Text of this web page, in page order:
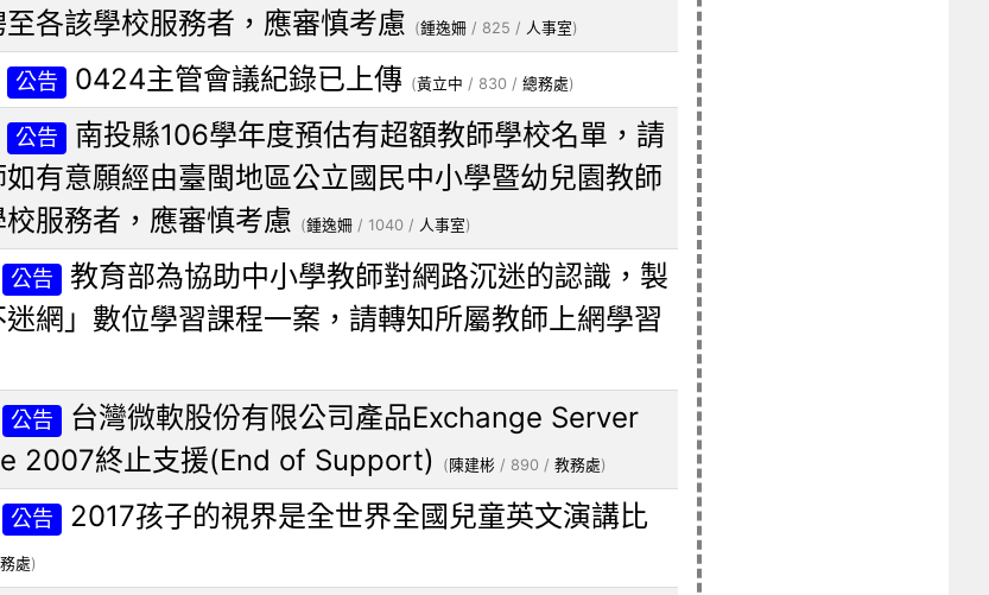
各該學校服務者，應審慎考慮 (鍾逸姍/ 825 / 人事室)
公告 0424主管會議紀錄已上傳 (黃立中 / 830 /總務處)
公告
南投縣106學年度預估有超額教師學校名單，請
有意願經由臺閩地區公立國民中小學暨幼兒園教師
服務者，應審慎考慮 (鍾逸姍/ 1040 / 人事室)
公告
教育部為協助中小學教師對網路沉迷的認識，製
網」數位學習課程一案，請轉知所屬教師上網學習
公告
台灣微軟股份有限公司產品Exchange Server
2007終止支援(End of Support)
( 陳建彬 / 890 / 教務處)
公告
2017孩子的視界是全世界全國兒童英文演講比
處)